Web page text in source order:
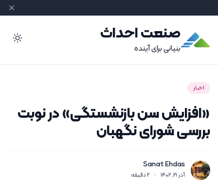
صنعت احداث
بنیانی برای آینده
اخبار
«افزایش سن بازنشستگی» در نوبت
بررسی شورای نگهبان
Sanat Ehdas
آذر 21, 1402 ·
2دقیقه